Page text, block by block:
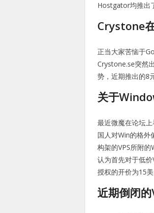
Hostgator均推出
Crystone
正当大家苦恼于
Crystone.se突然
势，近期推出的8
关于
最近微魔在论坛
国人对Win的格外
构架的VPS所附
认为首先对于低
授权的开价为15
近期倒闭的